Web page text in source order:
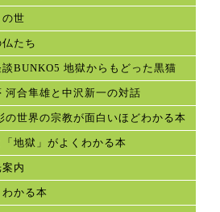
世
たち
談BUNKO5 地獄からもどった黒猫
河合隼雄と中沢新一の対話
の世界の宗教が面白いほどわかる本
「地獄」がよくわかる本
内
かる本